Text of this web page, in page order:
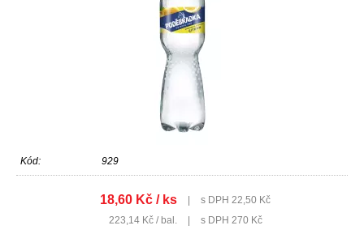
Kód: 929
18,60 Kč / ks
s DPH 22,50 Kč
223,14 Kč / bal.
s DPH 270 Kč